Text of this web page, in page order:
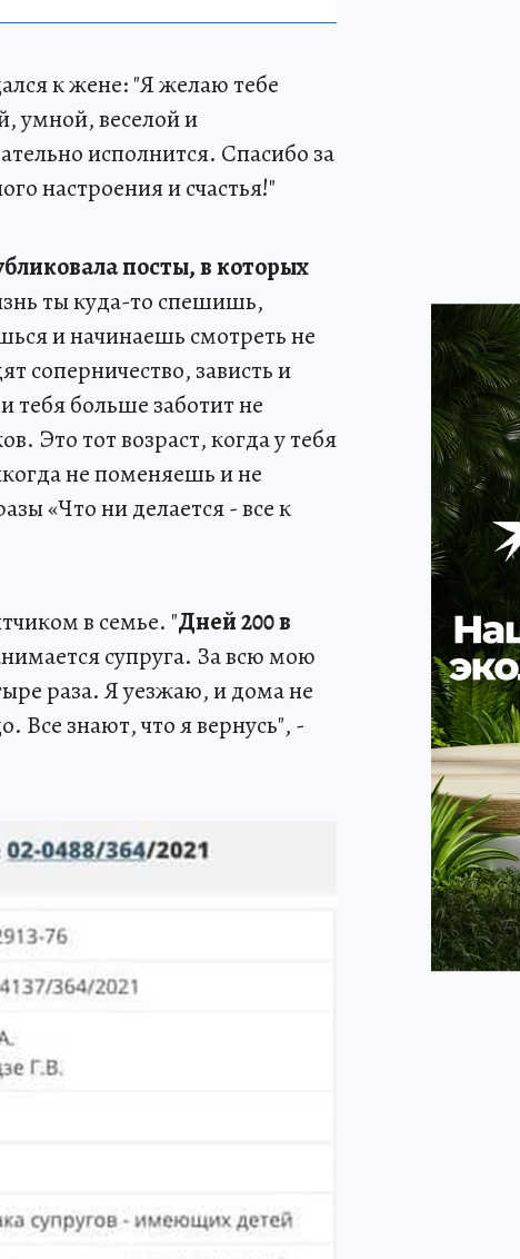
к жене: "Я желаю тебе
умной, веселой и
исполнится. Спасибо за
настроения и счастья!"
посты, в которых
ты куда-то спешишь,
и начинаешь смотреть не
соперничество, зависть и
тебя больше заботит не
Это тот возраст, когда у тебя
не поменяешь и не
«Что ни делается - все к
в семье. "Дней 200 в
супруга. За всю мою
раза. Я уезжаю, и дома не
Все знают, что я вернусь", -